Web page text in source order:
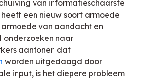
van informatieschaarste
een nieuw soort armoede
van aandacht en
onderzoeken naar
aantonen dat
worden uitgedaagd door
input, is het diepere probleem